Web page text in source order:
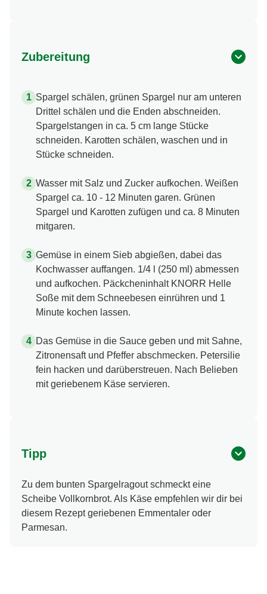
Zubereitung
Spargel schälen, grünen Spargel nur am unteren
Drittel schälen und die Enden abschneiden.
Spargelstangen in ca. 5 cm lange Stücke
schneiden. Karotten schälen, waschen und in
Stücke schneiden.
Wasser mit Salz und Zucker aufkochen. Weißen
Spargel ca. 10 - 12 Minuten garen. Grünen
Spargel und Karotten zufügen und ca. 8 Minuten
mitgaren.
Gemüse in einem Sieb abgießen, dabei das
Kochwasser auffangen. 1/4 l (250 ml) abmessen
und aufkochen. Päckcheninhalt KNORR Helle
Soße mit dem Schneebesen einrühren und 1
Minute kochen lassen.
Das Gemüse in die Sauce geben und mit Sahne,
Zitronensaft und Pfeffer abschmecken. Petersilie
fein hacken und darüberstreuen. Nach Belieben
mit geriebenem Käse servieren.
Tipp
Zu dem bunten Spargelragout schmeckt eine
Scheibe Vollkornbrot. Als Käse empfehlen wir dir bei
diesem Rezept geriebenen Emmentaler oder
Parmesan.